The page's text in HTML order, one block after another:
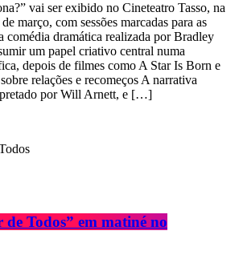
vai ser exibido no Cineteatro Tasso, na
março, com sessões marcadas para as
comédia dramática realizada por Bradley
um papel criativo central numa
depois de filmes como A Star Is Born e
relações e recomeços A narrativa
por Will Arnett, e […]
Todos” em matiné no